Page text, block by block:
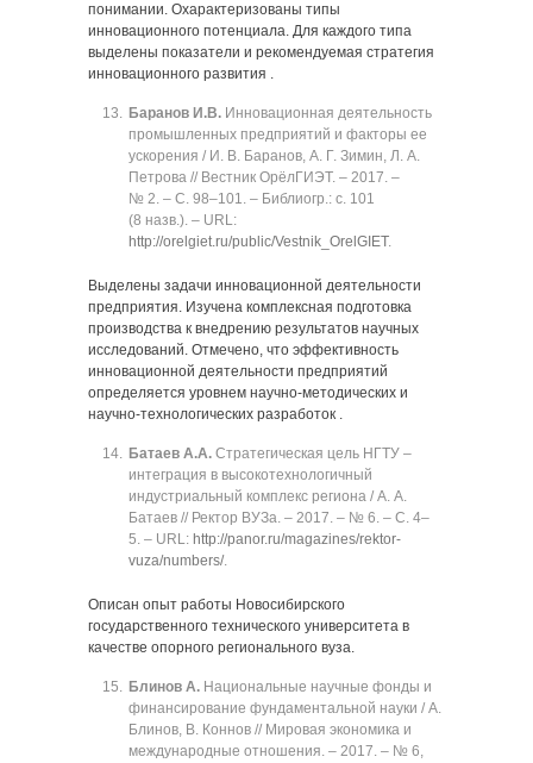
понимании. Охарактеризованы типы
инновационного потенциала. Для каждого типа
выделены показатели и рекомендуемая стратегия
инновационного развития .
Баранов И.В. Инновационная деятельность
промышленных предприятий и факторы ее
ускорения / И. В. Баранов, А. Г. Зимин, Л. А.
Петрова // Вестник ОрёлГИЭТ. ‒ 2017. ‒
№ 2. ‒ C. 98‒101. ‒ Библиогр.: с. 101
(8 назв.). ‒ URL:
http://orelgiet.ru/public/Vestnik_OrelGIET.
Выделены задачи инновационной деятельности
предприятия. Изучена комплексная подготовка
производства к внедрению результатов научных
исследований. Отмечено, что эффективность
инновационной деятельности предприятий
определяется уровнем научно-методических и
научно-технологических разработок .
Батаев А.А. Стратегическая цель НГТУ ‒
интеграция в высокотехнологичный
индустриальный комплекс региона / А. А.
Батаев // Ректор ВУЗа. ‒ 2017. ‒ № 6. ‒ C. 4‒
5. ‒ URL: http://panor.ru/magazines/rektor-
vuza/numbers/.
Описан опыт работы Новосибирского
государственного технического университета в
качестве опорного регионального вуза.
Блинов А. Национальные научные фонды и
финансирование фундаментальной науки / А.
Блинов, В. Коннов // Мировая экономика и
международные отношения. ‒ 2017. ‒ № 6,